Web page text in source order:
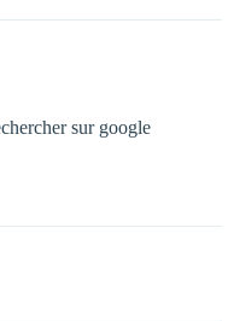
sur google